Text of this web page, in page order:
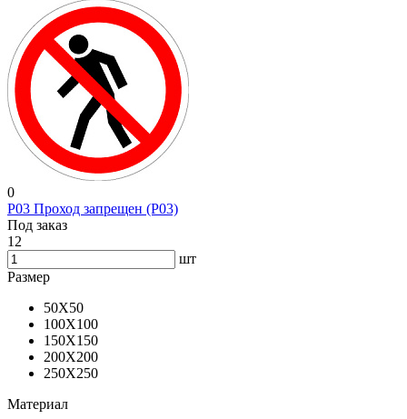
0
P03 Проход запрещен (P03)
Под заказ
12
шт
Размер
50X50
100X100
150X150
200X200
250X250
Материал